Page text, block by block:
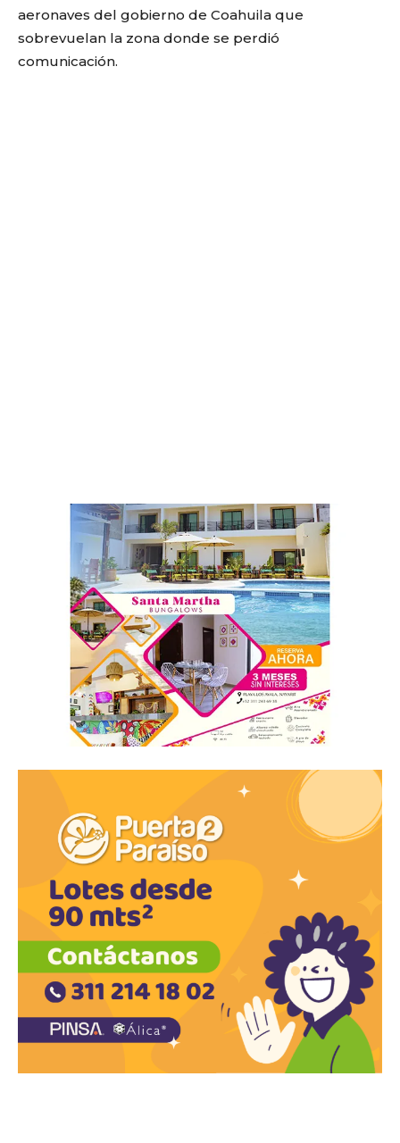
aeronaves del gobierno de Coahuila que
sobrevuelan la zona donde se perdió
comunicación.